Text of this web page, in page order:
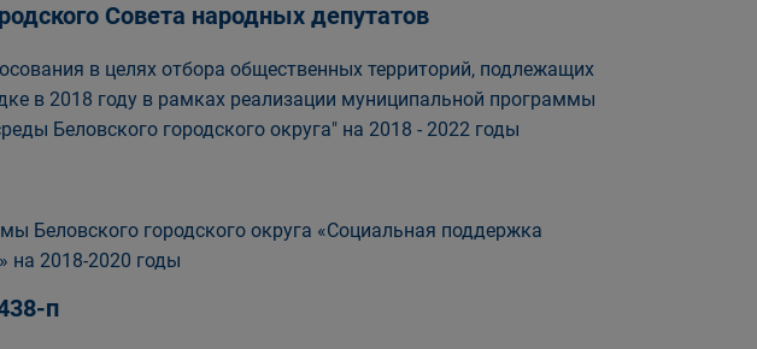
Совета народных депутатов
в целях отбора общественных территорий, подлежащих
в 2018 году в рамках реализации муниципальной программы
Беловского городского округа" на 2018 - 2022 годы
Беловского городского округа «Социальная поддержка
на 2018-2020 годы
п